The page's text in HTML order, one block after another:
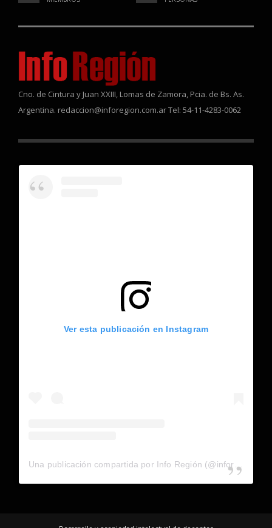
Cno. de Cintura y Juan XXIII, Lomas de Zamora, Pcia. de Bs. As.
Argentina. redaccion@inforegion.com.ar Tel: 54-11-4283-0062
Ver esta publicación en Instagram